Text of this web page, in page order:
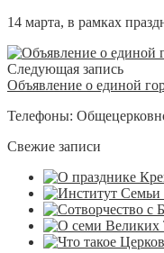
14 марта, в рамках
Следующая запись
Объявление о единой
Телефоны:
Свежие записи